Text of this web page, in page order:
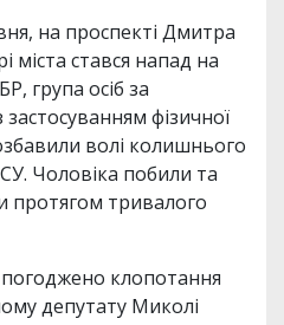
на проспекті Дмитра
міста стався напад на
група осіб за
фізичної
волі колишнього
Чоловіка побили та
протягом тривалого
клопотання
депутату Миколі